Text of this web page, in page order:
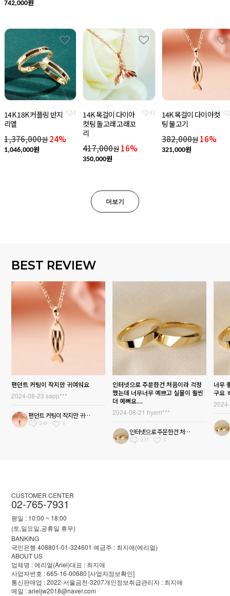
742,000원
2
14K 18K 커플링 반지
리엘
1,376,000원 24%
1,046,000원
41
14K 목걸이 다이아
컷팅 돌고래 고래꼬
리
417,000원16%
350,000원
14K 목걸이 다이아컷
팅 물고기
382,000원 16%
321,000원
더보기
BEST REVIEW
팬던트 커팅이 작지만 귀여워요
2024-08-23 sapp***
팬던트 커팅이 작지만 귀여워요
249 5
인터넷으로 주문한건 처음이라 걱정
했는데 너무너무 예쁘고 실물이 훨씬
더 예뻐요....
2024-08-21 hyem***
인터넷으로 주문한건 처음이라...
277 5
너무
구요
CUSTOMER CENTER
02-765-7931
평일 : 10:00 ~ 18:00
(토,일요일,공휴일 휴무)
BANKING
국민은행 408801-01-324601 예금주 : 최지애(에리얼)
ABOUT US
업체명 : 에리얼(Ariel)대표 : 최지애
사업자번호 : 665-16-00680[사업자정보확인]
통신판매업 : 2022-서울금천-3207개인정보취급관리자 : 최지애
메일 : arieljw2018@naver.com